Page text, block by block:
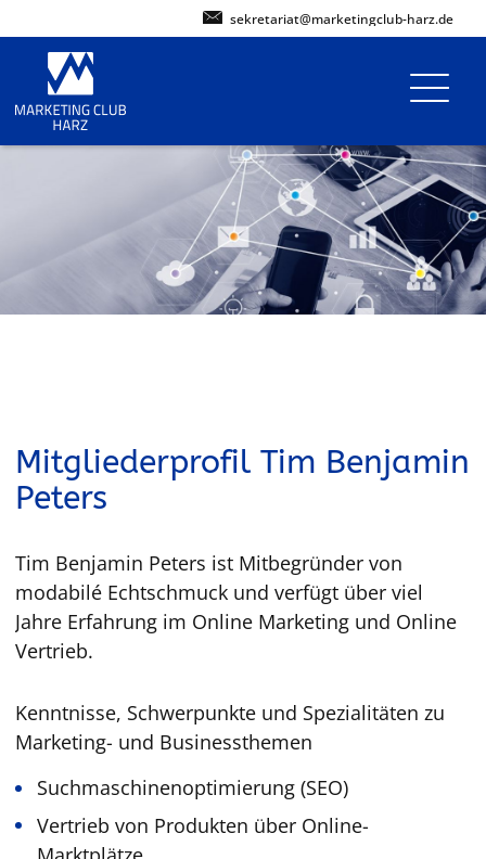
sekretariat@marketingclub-harz.de
Mitgliederprofil Tim Benjamin
Peters
Tim Benjamin Peters ist Mitbegründer von
modabilé Echtschmuck und verfügt über viel
Jahre Erfahrung im Online Marketing und Online
Vertrieb.
Kenntnisse, Schwerpunkte und Spezialitäten zu
Marketing- und Businessthemen
Suchmaschinenoptimierung (SEO)
Vertrieb von Produkten über Online-